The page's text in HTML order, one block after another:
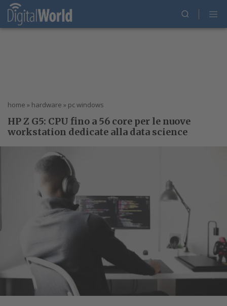
home » hardware » pc windows
HP Z G5: CPU fino a 56 core per le nuove
workstation dedicate alla data science